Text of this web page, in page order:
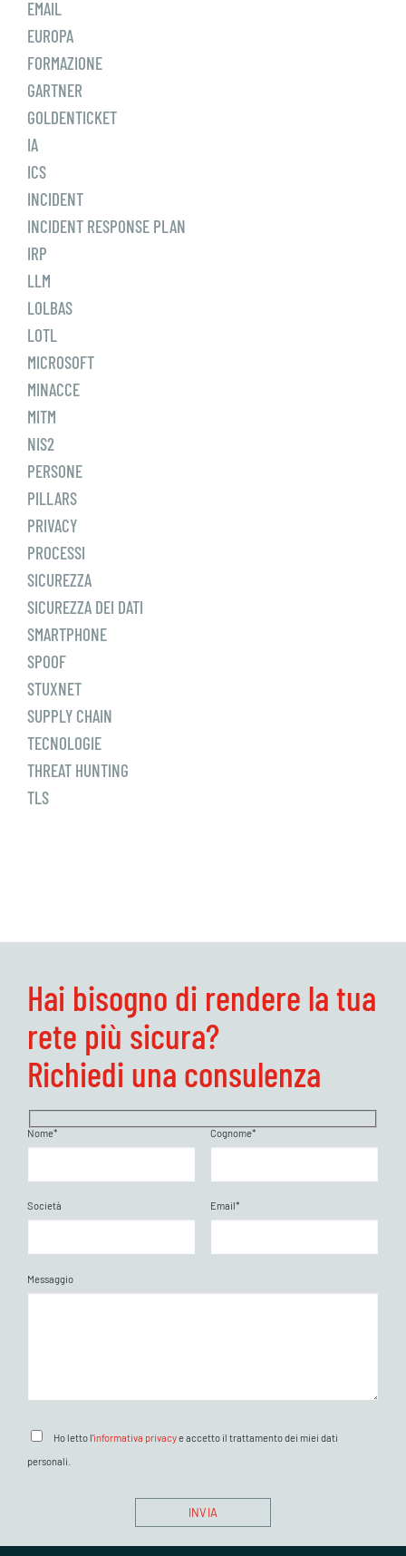
EMAIL
EUROPA
FORMAZIONE
GARTNER
GOLDENTICKET
IA
ICS
INCIDENT
INCIDENT RESPONSE PLAN
IRP
LLM
LOLBAS
LOTL
MICROSOFT
MINACCE
MITM
NIS2
PERSONE
PILLARS
PRIVACY
PROCESSI
SICUREZZA
SICUREZZA DEI DATI
SMARTPHONE
SPOOF
STUXNET
SUPPLY CHAIN
TECNOLOGIE
THREAT HUNTING
TLS
Hai bisogno di rendere la tua
rete più sicura?
Richiedi una consulenza
Nome* Cognome*
Società Email*
Messaggio
Ho letto l'informativa privacye accetto il trattamento dei miei dati
personali.